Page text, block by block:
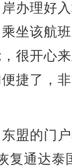
办理好
坐该航
很开心
捷了，
盟的门
复通达泰